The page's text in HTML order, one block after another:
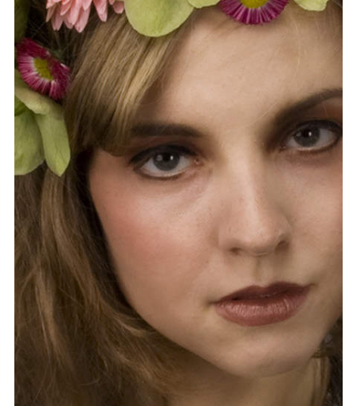
Graduation
2026
2025
2024
meer...
Collectie Arnhem
2026PLaY aT YoUR OWN RIsK
2025
TWENTYFIVE
2024FORMICATION
meer...
Projects
2026
TRANSFORMATION
2026
HYPERPLASTICITY + SUPERNORMAL
2025HEADPIECES